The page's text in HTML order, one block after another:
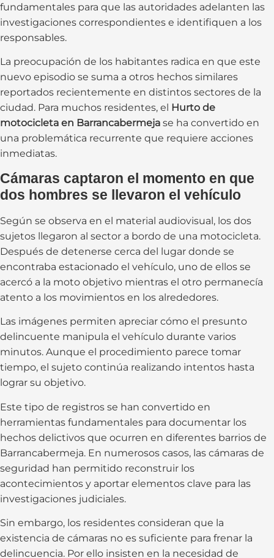
fundamentales para que las autoridades adelanten las
investigaciones correspondientes e identifiquen a los
responsables.
La preocupación de los habitantes radica en que este
nuevo episodio se suma a otros hechos similares
reportados recientemente en distintos sectores de la
ciudad. Para muchos residentes, el Hurto de
motocicleta en Barrancabermeja se ha convertido en
una problemática recurrente que requiere acciones
inmediatas.
Cámaras captaron el momento en que
dos hombres se llevaron el vehículo
Según se observa en el material audiovisual, los dos
sujetos llegaron al sector a bordo de una motocicleta.
Después de detenerse cerca del lugar donde se
encontraba estacionado el vehículo, uno de ellos se
acercó a la moto objetivo mientras el otro permanecía
atento a los movimientos en los alrededores.
Las imágenes permiten apreciar cómo el presunto
delincuente manipula el vehículo durante varios
minutos. Aunque el procedimiento parece tomar
tiempo, el sujeto continúa realizando intentos hasta
lograr su objetivo.
Este tipo de registros se han convertido en
herramientas fundamentales para documentar los
hechos delictivos que ocurren en diferentes barrios de
Barrancabermeja. En numerosos casos, las cámaras de
seguridad han permitido reconstruir los
acontecimientos y aportar elementos clave para las
investigaciones judiciales.
Sin embargo, los residentes consideran que la
existencia de cámaras no es suficiente para frenar la
delincuencia. Por ello insisten en la necesidad de